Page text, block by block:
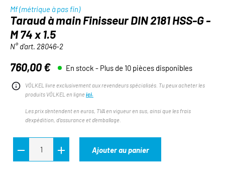
Mf (métrique à pas fin)
Taraud à main Finisseur DIN 2181 HSS-G -
M 74 x 1.5
N° d'art. 28046-2
Prix régulier :
760,00 € En stock - Plus de 10 pièces disponibles
VÖLKEL livre exclusivement aux revendeurs spécialisés. Tu peux acheter les
produits VÖLKEL en ligne ici.
Les prix s'entendent en euros, TVA en vigueur en sus, ainsi que les frais
d'expédition, d'assurance et d'emballage.
Ajouter au panier